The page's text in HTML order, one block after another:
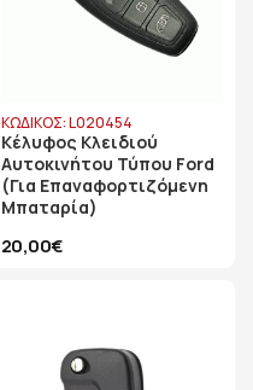
ΚΩΔΙΚΟΣ: L020454
Κέλυφος Κλειδιού
Αυτοκινήτου Τύπου Ford
(Για Επαναφορτιζόμενη
Μπαταρία)
20,00€